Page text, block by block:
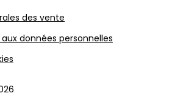
des vente
données personnelles